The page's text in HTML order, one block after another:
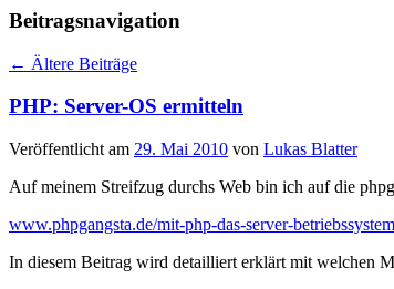
Beitragsnavigation
← Ältere Beiträge
PHP: Server-OS ermitteln
Veröffentlicht am 29. Mai 2010 von Lukas Blatter
Auf meinem Streifzug durchs Web bin ich auf die
www.phpgangsta.de/mit-php-das-server-
In diesem Beitrag wird detailliert erklärt mit welchen